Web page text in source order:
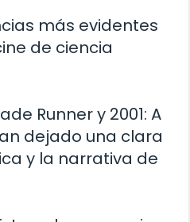
más evidentes
de ciencia
Runner y 2001: A
dejado una clara
y la narrativa de